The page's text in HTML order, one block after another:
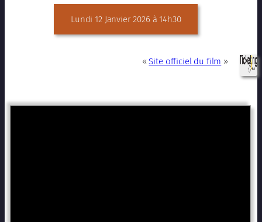
Lundi 12 Janvier 2026 à 14h30
«Site officiel du film »